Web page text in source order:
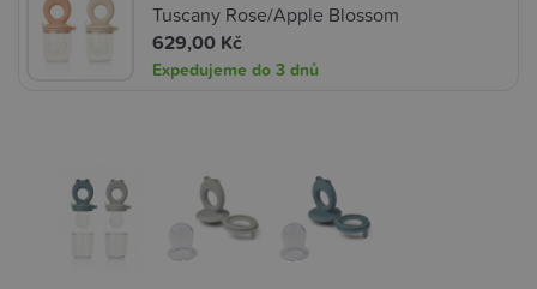
Tuscany Rose/Apple Blossom
629,00 Kč
Expedujeme do 3 dnů